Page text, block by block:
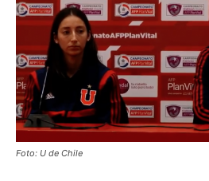
Foto: U de Chile